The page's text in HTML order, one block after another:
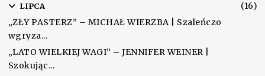
▼ LIPCA
(16)
„ZŁY PASTERZ” – MICHAŁ WIERZBA | Szaleńczo
wgryza...
„LATO WIELKIEJ WAGI” – JENNIFER WEINER |
Szokując...